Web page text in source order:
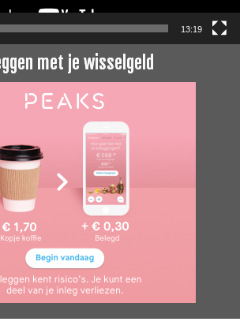
13:19
met je wisselgeld